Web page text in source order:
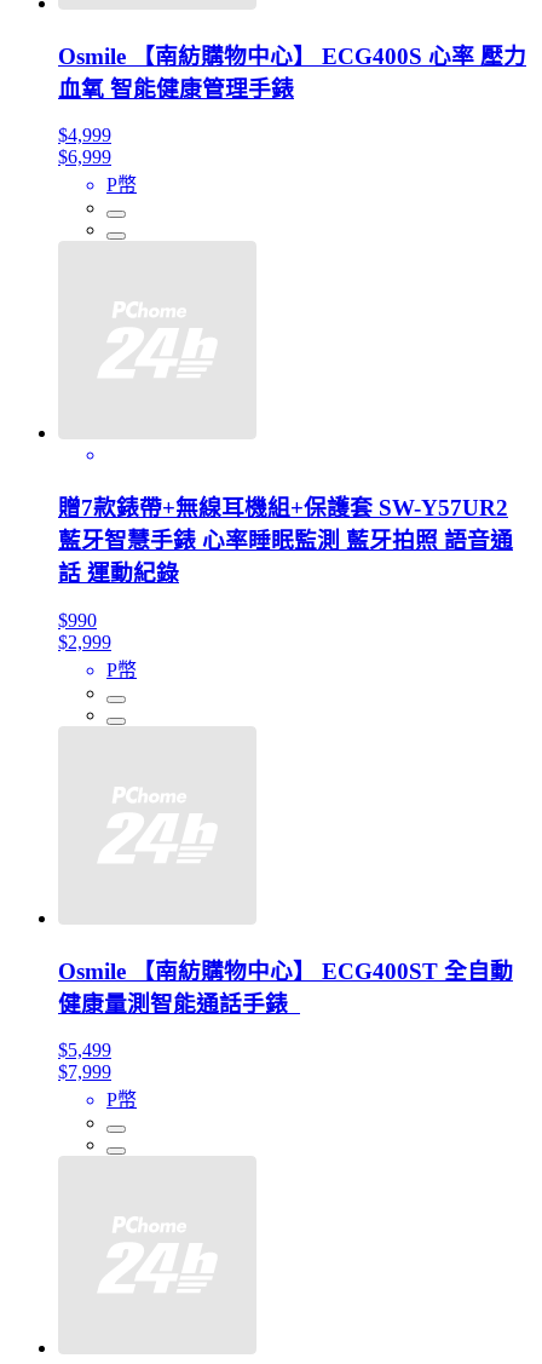
Osmile 【南紡購物中心】 ECG400S 心率 壓力
血氧 智能健康管理手錶
$4,999
$6,999
P幣
贈7款錶帶+無線耳機組+保護套 SW-Y57UR2
藍牙智慧手錶 心率睡眠監測 藍牙拍照 語音通
話 運動紀錄
$990
$2,999
P幣
Osmile 【南紡購物中心】 ECG400ST 全自動
健康量測智能通話手錶
$5,499
$7,999
P幣